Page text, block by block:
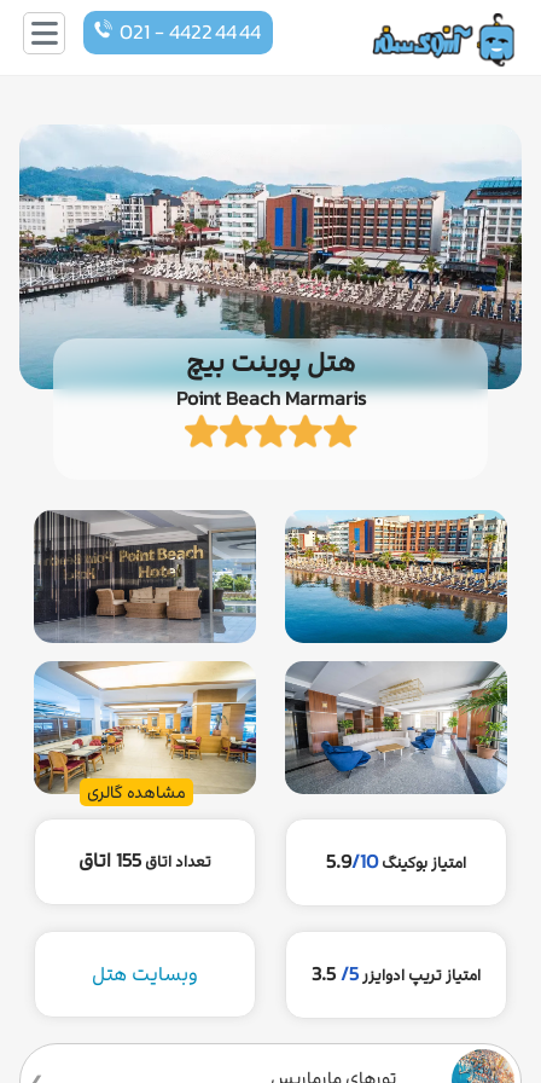
021 - 4422 44 44
هتل پوینت بیچ
Point Beach Marmaris
مشاهده گالری
امتیاز بوکینگ 5.9/10 تعداد اتاق155 اتاق
امتیاز تریپ ادوایزر5/ وبسایت هتل